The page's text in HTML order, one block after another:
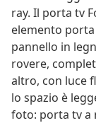
ray. Il porta tv
elemento
pannello in
rovere,
altro, con luce
lo spazio è
foto: porta tv a